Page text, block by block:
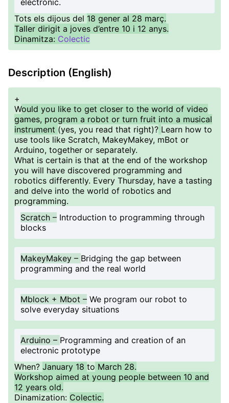
electrònic.
Tots els dijous del 18 gener al 28 març.
Taller dirigit a joves d’entre 10 i 12 anys.
Dinamitza: Colectic
Description (English)
+
Would you like to get closer to the world of video
games, program a robot or turn fruit into a musical
instrument (yes, you read that right)? Learn how to
use tools like Scratch, MakeyMakey, mBot or
Arduino, together or separately.
What is certain is that at the end of the workshop
you will have discovered programming and
robotics differently. Every Thursday, have a tasting
and delve into the world of robotics and
programming.
Scratch – Introduction to programming through
blocks
MakeyMakey – Bridging the gap between
programming and the real world
Mblock + Mbot – We program our robot to
solve everyday situations
Arduino – Programming and creation of an
electronic prototype
When? January 18 to March 28.
Workshop aimed at young people between 10 and
12 years old.
Dinamization: Colectic.